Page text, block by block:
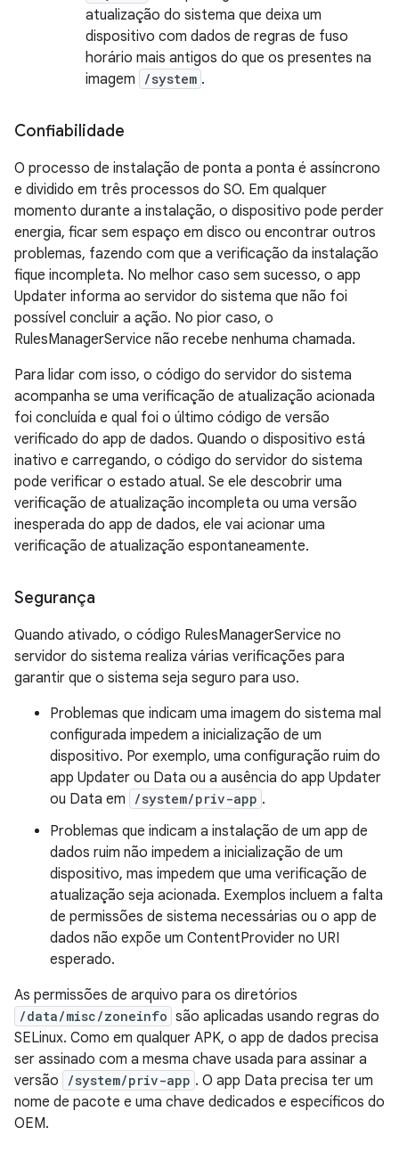
atualização do sistema que deixa um
dispositivo com dados de regras de fuso
horário mais antigos do que os presentes na
imagem
/system .
Confiabilidade
O processo de instalação de ponta a ponta é assíncrono
e dividido em três processos do SO. Em qualquer
momento durante a instalação, o dispositivo pode perder
energia, ficar sem espaço em disco ou encontrar outros
problemas, fazendo com que a verificação da instalação
fique incompleta. No melhor caso sem sucesso, o app
Updater informa ao servidor do sistema que não foi
possível concluir a ação. No pior caso, o
RulesManagerService não recebe nenhuma chamada.
Para lidar com isso, o código do servidor do sistema
acompanha se uma verificação de atualização acionada
foi concluída e qual foi o último código de versão
verificado do app de dados. Quando o dispositivo está
inativo e carregando, o código do servidor do sistema
pode verificar o estado atual. Se ele descobrir uma
verificação de atualização incompleta ou uma versão
inesperada do app de dados, ele vai acionar uma
verificação de atualização espontaneamente.
Segurança
Quando ativado, o código RulesManagerService no
servidor do sistema realiza várias verificações para
garantir que o sistema seja seguro para uso.
Problemas que indicam uma imagem do sistema mal
configurada impedem a inicialização de um
dispositivo. Por exemplo, uma configuração ruim do
app Updater ou Data ou a ausência do app Updater
ou Data em
/system/priv-app .
Problemas que indicam a instalação de um app de
dados ruim não impedem a inicialização de um
dispositivo, mas impedem que uma verificação de
atualização seja acionada. Exemplos incluem a falta
de permissões de sistema necessárias ou o app de
dados não expõe um ContentProvider no URI
esperado.
As permissões de arquivo para os diretórios
/data/misc/zoneinfo são aplicadas usando regras do
SELinux. Como em qualquer APK, o app de dados precisa
ser assinado com a mesma chave usada para assinar a
versão
/system/priv-app . O app Data precisa ter um
nome de pacote e uma chave dedicados e específicos do
OEM.